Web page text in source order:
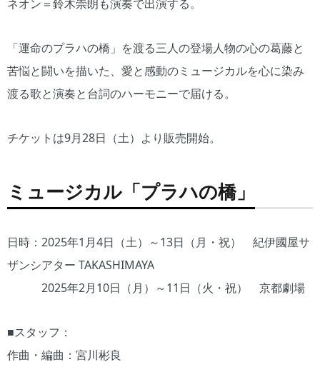
ネオン＝鈴木崇朗も演奏で出演する。
「運命のプラハの橋」を渡る三人の登場人物の心の葛藤と
苦悩と闘いを描いた、愛と感動のミュージカルを心に染み
渡る歌と演奏と台詞のハーモニーで届ける。
チケットは9月28日（土）より販売開始。
ミュージカル「プラハの橋」
日時：2025年1月4日（土）～13日（月・祝） 紀伊國屋サ
ザンシアター TAKASHIMAYA
2025年2月10日（月）～11日（火・祝） 京都劇場
■スタッフ：
作曲・編曲：宮川彬良